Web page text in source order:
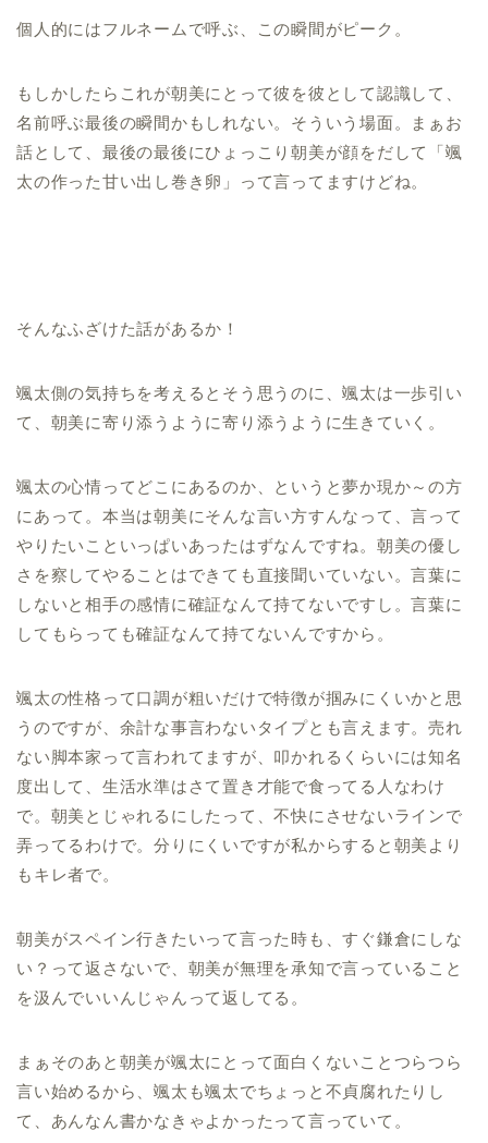
個人的にはフルネームで呼ぶ、この瞬間がピーク。
もしかしたらこれが朝美にとって彼を彼として認識して、
名前呼ぶ最後の瞬間かもしれない。そういう場面。まぁお
話として、最後の最後にひょっこり朝美が顔をだして「颯
太の作った甘い出し巻き卵」って言ってますけどね。
そんなふざけた話があるか！
颯太側の気持ちを考えるとそう思うのに、颯太は一歩引い
て、朝美に寄り添うように寄り添うように生きていく。
颯太の心情ってどこにあるのか、というと夢か現か～の方
にあって。本当は朝美にそんな言い方すんなって、言って
やりたいこといっぱいあったはずなんですね。朝美の優し
さを察してやることはできても直接聞いていない。言葉に
しないと相手の感情に確証なんて持てないですし。言葉に
してもらっても確証なんて持てないんですから。
颯太の性格って口調が粗いだけで特徴が掴みにくいかと思
うのですが、余計な事言わないタイプとも言えます。売れ
ない脚本家って言われてますが、叩かれるくらいには知名
度出して、生活水準はさて置き才能で食ってる人なわけ
で。朝美とじゃれるにしたって、不快にさせないラインで
弄ってるわけで。分りにくいですが私からすると朝美より
もキレ者で。
朝美がスペイン行きたいって言った時も、すぐ鎌倉にしな
い？って返さないで、朝美が無理を承知で言っていること
を汲んでいいんじゃんって返してる。
まぁそのあと朝美が颯太にとって面白くないことつらつら
言い始めるから、颯太も颯太でちょっと不貞腐れたりし
て、あんなん書かなきゃよかったって言っていて。